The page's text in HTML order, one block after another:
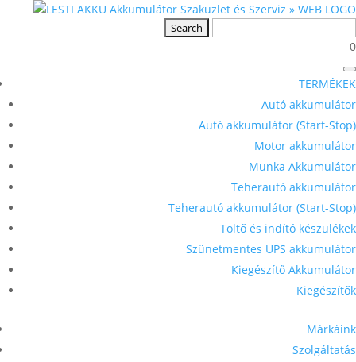
0
TERMÉKEK
Autó akkumulátor
Autó akkumulátor (Start-Stop)
Motor akkumulátor
Munka Akkumulátor
Teherautó akkumulátor
Teherautó akkumulátor (Start-Stop)
Töltő és indító készülékek
Szünetmentes UPS akkumulátor
Kiegészítő Akkumulátor
Kiegészítők
Márkáink
Szolgáltatás